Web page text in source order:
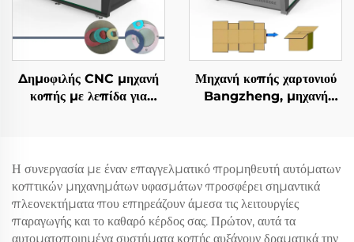
Δημοφιλής CNC μηχανή
κοπής με λεπίδα για
Μηχανή κοπής χαρτονιού
Bangzheng, μηχανή
Η συνεργασία με έναν επαγγελματικό προμηθευτή αυτόματων
κοπτικών μηχανημάτων υφασμάτων προσφέρει σημαντικά
πλεονεκτήματα που επηρεάζουν άμεσα τις λειτουργίες
παραγωγής και το καθαρό κέρδος σας. Πρώτον, αυτά τα
αυτοματοποιημένα συστήματα κοπής αυξάνουν δραματικά την